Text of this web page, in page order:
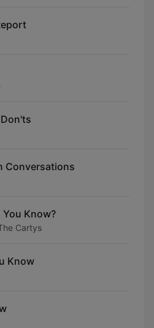
Conversations
You Know?
Cartys
Know